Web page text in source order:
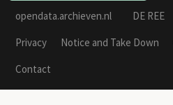
opendata.archieven.nl DE REE
Privacy
Notice and Take Down
Contact